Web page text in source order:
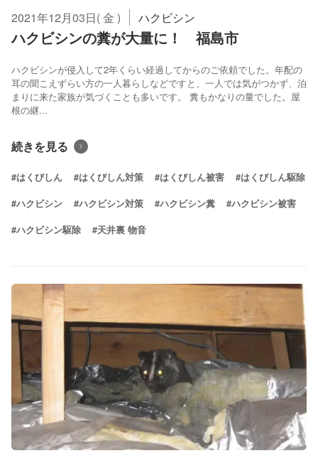
2021年12月03日( 金 ) ハクビシン
ハクビシンの糞が大量に！ 福島市
ハクビシンが侵入して2年くらい経過してからのご依頼でした。年配の
耳の聞こえずらい方の一人暮らしなどですと、一人では気がつかず、泊
まりに来た家族が気づくことも多いです。 糞もかなりの量でした。屋
根の継...
続きを見る
#はくびしん #はくびしん対策 #はくびしん被害 #はくびしん駆除
#ハクビシン #ハクビシン対策 #ハクビシン糞 #ハクビシン被害
#ハクビシン駆除 #天井裏 物音